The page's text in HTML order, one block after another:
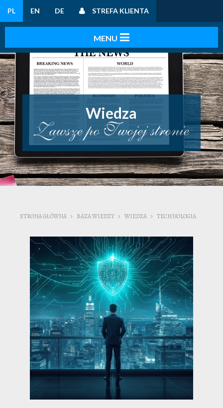
PL EN DE STREFA KLIENTA
Wiedza
STRONA GŁÓWNA BAZA WIEDZY WIEDZA TECHNOLOGIA